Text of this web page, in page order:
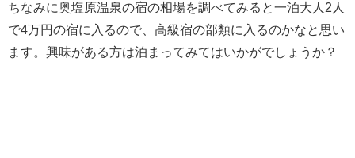
ちなみに奥塩原温泉の宿の相場を調べてみると一泊大人2人
で4万円の宿に入るので、高級宿の部類に入るのかなと思い
ます。興味がある方は泊まってみてはいかがでしょうか？